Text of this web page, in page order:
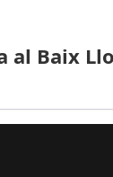
al Baix